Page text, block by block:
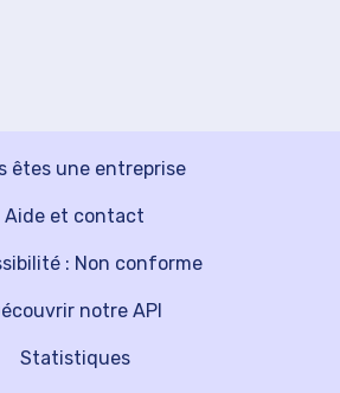
êtes une entreprise
notre API
Aide et contact
Statistiques
: Non conforme